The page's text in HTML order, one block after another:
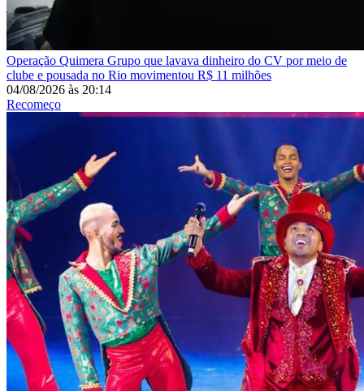
Operação Quimera Grupo que lavava dinheiro do CV por meio de
clube e pousada no Rio movimentou R$ 11 milhões
04/08/2026 às 20:14
Recomeço